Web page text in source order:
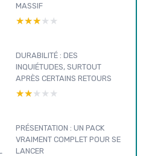
MASSIF
★★★★★
★★★★★
DURABILITÉ : DES
INQUIÉTUDES, SURTOUT
APRÈS CERTAINS RETOURS
★★★★★
★★★★★
PRÉSENTATION : UN PACK
VRAIMENT COMPLET POUR SE
LANCER